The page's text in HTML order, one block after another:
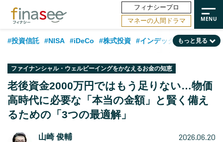
フィナシープロ
マネーの人間ドラマ
#投資信託 #NISA #iDeCo #株式投資 #インデックスファンド
#企業型DC #話題の企業 #日本株 #ランキング #40代
#公的年金 #フィナンシャル・ウェルビーイング #トレンド
#50代 #データ・調査 #老後 #60代
もっと見る
ファイナンシャル・ウェルビーイングをかなえるお金の知恵
老後資金2000万円ではもう足りない…物価
高時代に必要な「本当の金額」と賢く備え
るための「3つの最適解」
山崎 俊輔 2026.06.20